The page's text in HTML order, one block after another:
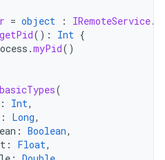
= object : IRemoteService.
getPid(): Int {
.myPid()
basicTypes(
: Int,
: Long,
: Boolean,
: Float,